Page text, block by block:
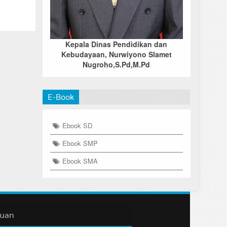
Kepala Dinas Pendidikan dan
Kebudayaan, Nurwiyono Slamet
Nugroho,S.Pd,M.Pd
E-Book
Ebook SD
Ebook SMP
Ebook SMA